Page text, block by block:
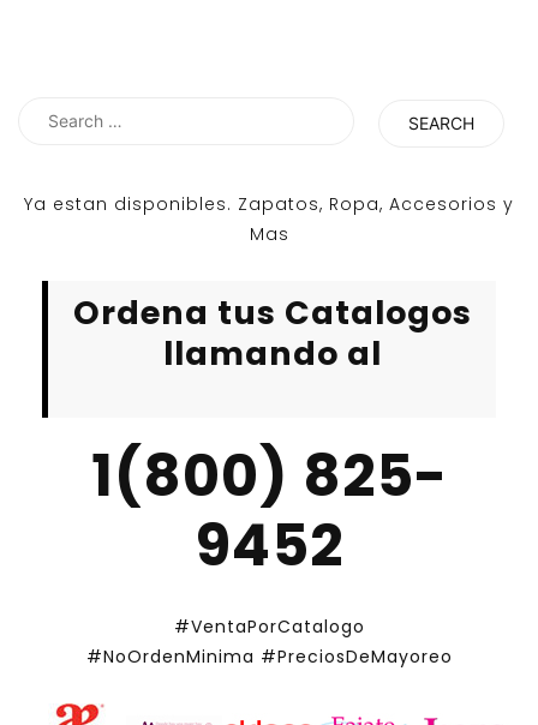
Search
Ya estan disponibles. Zapatos, Ropa, Accesorios y
Mas
Ordena tus Catalogos
llamando al
1(800) 825-
9452
#VentaPorCatalogo
#NoOrdenMinima #PreciosDeMayoreo